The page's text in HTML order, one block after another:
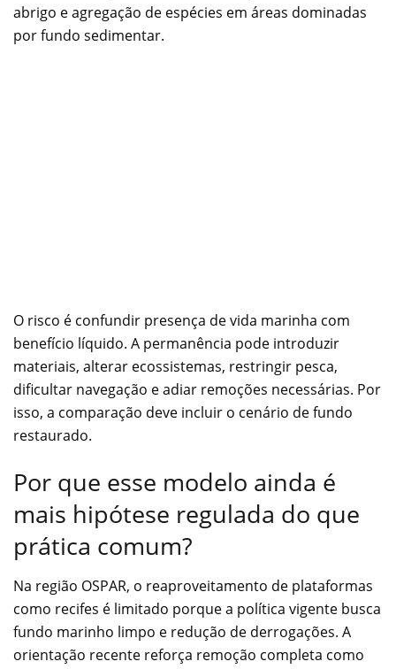
abrigo e agregação de espécies em áreas dominadas
por fundo sedimentar.
O risco é confundir presença de vida marinha com
benefício líquido. A permanência pode introduzir
materiais, alterar ecossistemas, restringir pesca,
dificultar navegação e adiar remoções necessárias. Por
isso, a comparação deve incluir o cenário de fundo
restaurado.
Por que esse modelo ainda é
mais hipótese regulada do que
prática comum?
Na região OSPAR, o reaproveitamento de plataformas
como recifes é limitado porque a política vigente busca
fundo marinho limpo e redução de derrogações. A
orientação recente reforça remoção completa como